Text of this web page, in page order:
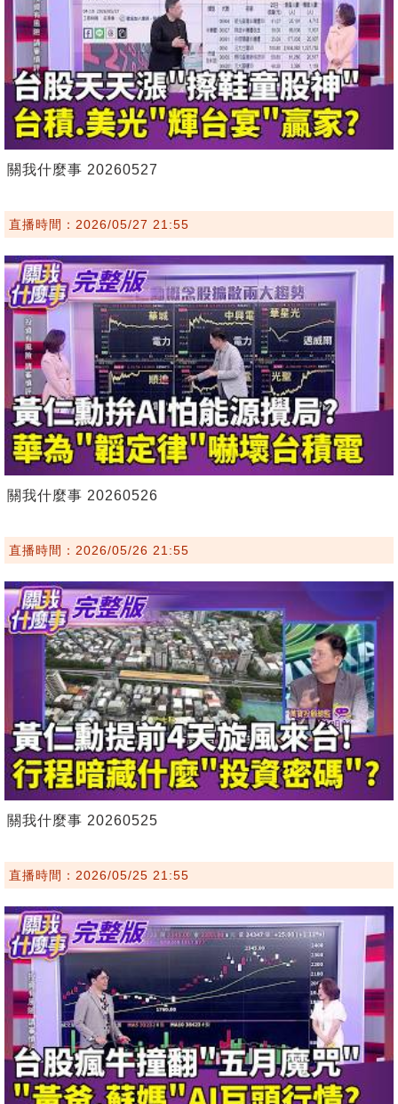
關我什麼事 20260527
直播時間：2026/05/27 21:55
關我什麼事 20260526
直播時間：2026/05/26 21:55
關我什麼事 20260525
直播時間：2026/05/25 21:55